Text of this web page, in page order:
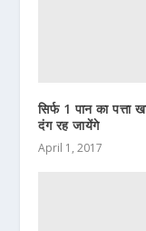
सिर्फ 1 पान का
दंग रह जायेंगे
April 1, 2017